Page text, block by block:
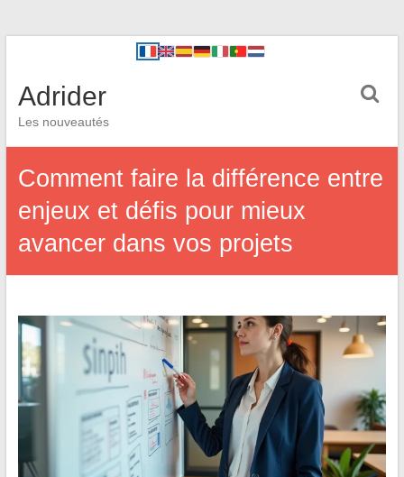
Adrider
Les nouveautés
Comment faire la différence entre
enjeux et défis pour mieux
avancer dans vos projets